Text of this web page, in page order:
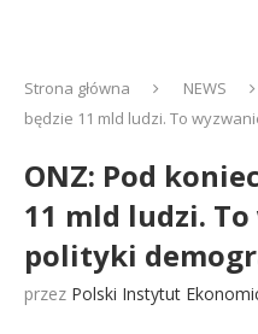
Strona główna NEWS
będzie 11 mld ludzi. To
ONZ: Pod
11 mld ludzi.
polityki
przez Polski Instytut